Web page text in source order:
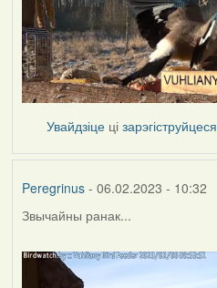
Увайдзіце цізарэгіструйцеся
Peregrinus- 06.02.2023 - 10:32
Звычайны ранак...